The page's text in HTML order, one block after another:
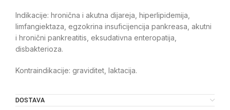
Indikacije: hronična i akutna dijareja, hiperlipidemija,
limfangiektaza, egzokrina insuficijencija pankreasa, akutni
i hronični pankreatitis, eksudativna enteropatija,
disbakterioza.
Kontraindikacije: graviditet, laktacija.
DOSTAVA